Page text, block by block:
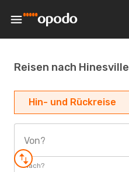
Reisen nach Hinesville
Hin- und Rückreise
Von?
Nach?